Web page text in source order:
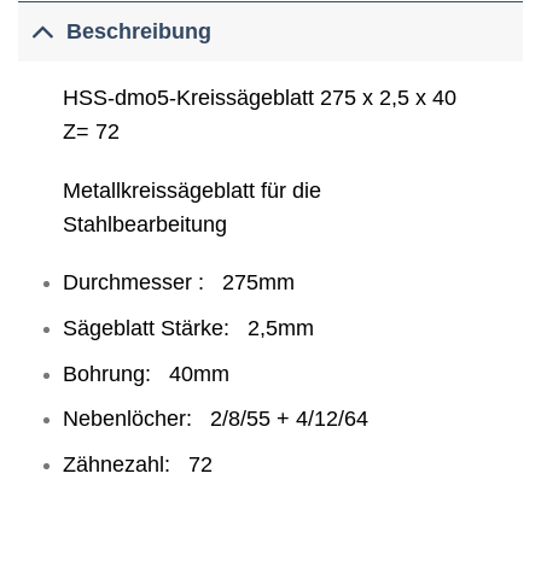
Beschreibung
HSS-dmo5-Kreissägeblatt 275 x 2,5 x 40
Z= 72
Metallkreissägeblatt für die
Stahlbearbeitung
Durchmesser : 275mm
Sägeblatt Stärke: 2,5mm
Bohrung: 40mm
Nebenlöcher: 2/8/55 + 4/12/64
Zähnezahl: 72